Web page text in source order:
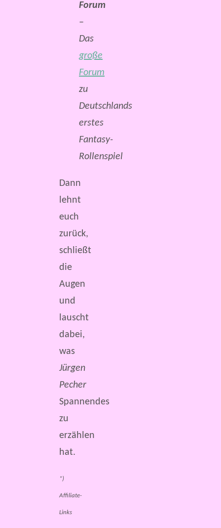
Forum
–
Das
große
Forum
zu
Deutschlands
erstes
Fantasy-
Rollenspiel
Dann
lehnt
euch
zurück,
schließt
die
Augen
und
lauscht
dabei,
was
Jürgen
Pecher
Spannendes
zu
erzählen
hat.
*)
Affiliate-
Links